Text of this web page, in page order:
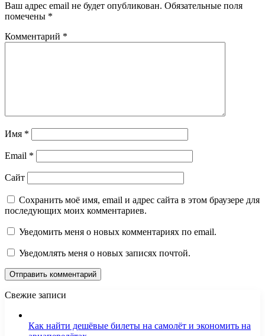
Ваш адрес email не будет опубликован. Обязательные поля
помечены *
Комментарий *
Имя *
Email *
Сайт
Сохранить моё имя, email и адрес сайта в этом браузере для
последующих моих комментариев.
Уведомить меня о новых комментариях по email.
Уведомлять меня о новых записях почтой.
Свежие записи
Как найти дешёвые билеты на самолёт и экономить на